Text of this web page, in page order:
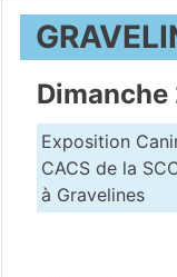
Exposition
CACS de la
à Gravelines